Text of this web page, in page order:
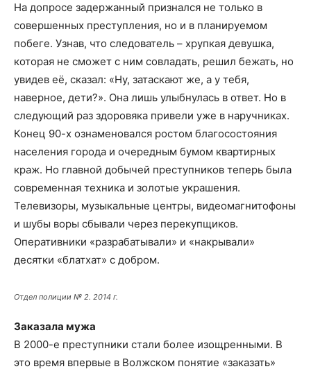
На допросе задержанный признался не только в
совершенных преступления, но и в планируемом
побеге. Узнав, что следователь – хрупкая девушка,
которая не сможет с ним совладать, решил бежать, но
увидев её, сказал: «Ну, затаскают же, а у тебя,
наверное, дети?». Она лишь улыбнулась в ответ. Но в
следующий раз здоровяка привели уже в наручниках.
Конец 90-х ознаменовался ростом благосостояния
населения города и очередным бумом квартирных
краж. Но главной добычей преступников теперь была
современная техника и золотые украшения.
Телевизоры, музыкальные центры, видеомагнитофоны
и шубы воры сбывали через перекупщиков.
Оперативники «разрабатывали» и «накрывали»
десятки «блатхат» с добром.
Отдел полиции № 2. 2014 г.
Заказала мужа
В 2000-е преступники стали более изощренными. В
это время впервые в Волжском понятие «заказать»